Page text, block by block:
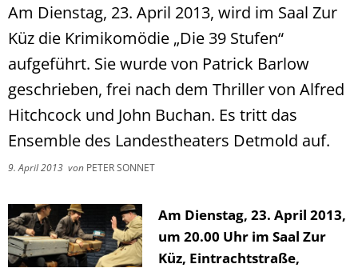
Am Dienstag, 23. April 2013, wird im Saal Zur
Küz die Krimikomödie „Die 39 Stufen“
aufgeführt. Sie wurde von Patrick Barlow
geschrieben, frei nach dem Thriller von Alfred
Hitchcock und John Buchan. Es tritt das
Ensemble des Landestheaters Detmold auf.
9. April 2013 von PETER SONNET
Am Dienstag, 23. April 2013,
um 20.00 Uhr im Saal Zur
Küz, Eintrachtstraße,